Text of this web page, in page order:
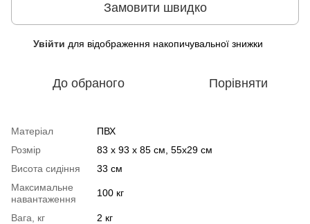
Замовити швидко
Увійти для відображення накопичувальної знижки
До обраного Порівняти
Матеріал
ПВХ
Розмір
83 x 93 x 85 см, 55x29 см
Висота сидіння
33 см
Максимальне
навантаження
100 кг
Вага, кг
2 кг